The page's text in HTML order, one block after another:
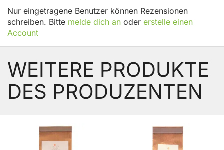
Nur eingetragene Benutzer können Rezensionen
schreiben. Bitte melde dich an oder erstelle einen
Account
WEITERE PRODUKTE
DES PRODUZENTEN